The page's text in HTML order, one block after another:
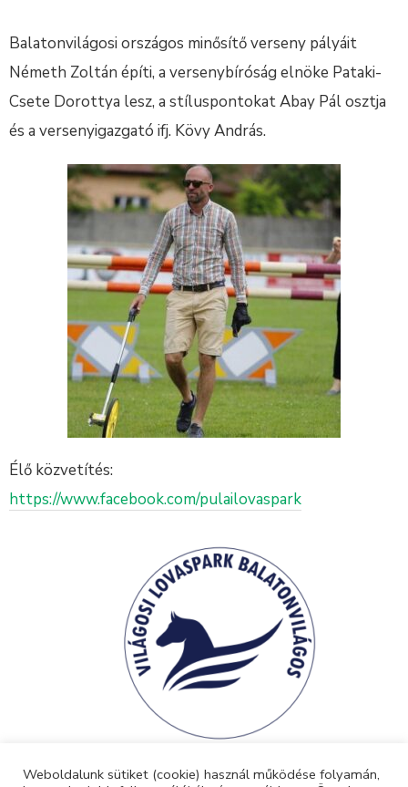
Balatonvilágosi országos minősítő verseny pályáit
Németh Zoltán építi, a versenybíróság elnöke Pataki-
Csete Dorottya lesz, a stíluspontokat Abay Pál osztja
és a versenyigazgató ifj. Kövy András.
Élő közvetítés:
https://www.facebook.com/pulailovaspark
Weboldalunk sütiket (cookie) használ működése folyamán,